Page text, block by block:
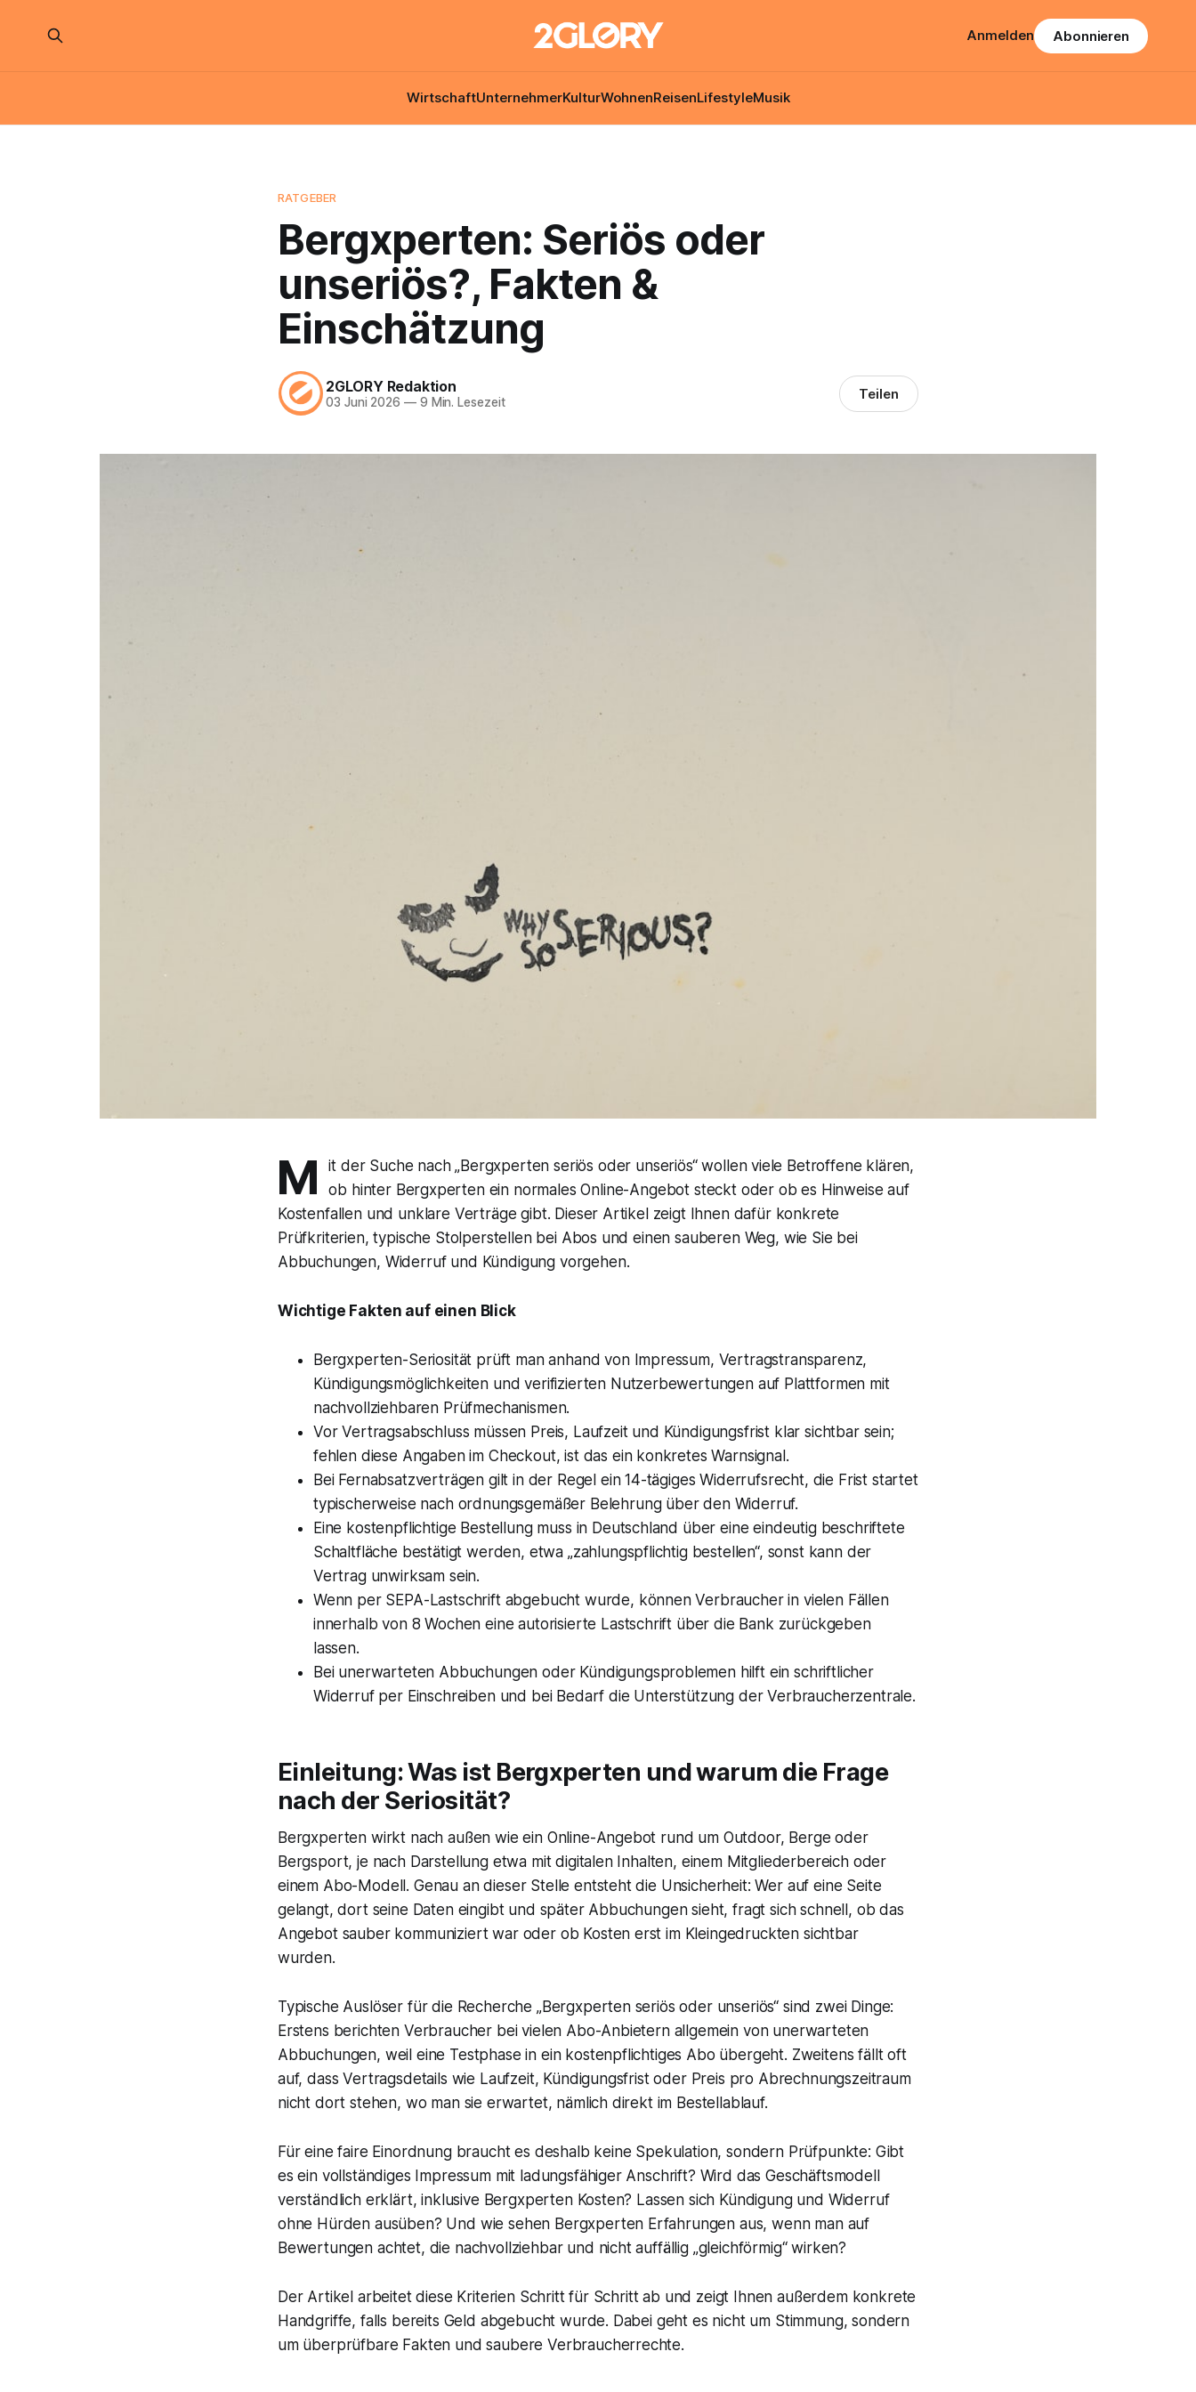
WirtschaftUnternehmerKulturWohnenReisenLifestyleMusik
Anmelden Abonnieren
RATGEBER
Bergxperten: Seriös oder
unseriös?, Fakten &
Einschätzung
2GLORY Redaktion
03 Juni 2026 —9 Min. Lesezeit Teilen
M
it der Suche nach „Bergxperten seriös oder unseriös“ wollen viele Betroffene klären,
ob hinter Bergxperten ein normales Online-Angebot steckt oder ob es Hinweise auf
Kostenfallen und unklare Verträge gibt. Dieser Artikel zeigt Ihnen dafür konkrete
Prüfkriterien, typische Stolperstellen bei Abos und einen sauberen Weg, wie Sie bei
Abbuchungen, Widerruf und Kündigung vorgehen.
Wichtige Fakten auf einen Blick
Bergxperten-Seriosität prüft man anhand von Impressum, Vertragstransparenz,
Kündigungsmöglichkeiten und verifizierten Nutzerbewertungen auf Plattformen mit
nachvollziehbaren Prüfmechanismen.
Vor Vertragsabschluss müssen Preis, Laufzeit und Kündigungsfrist klar sichtbar sein;
fehlen diese Angaben im Checkout, ist das ein konkretes Warnsignal.
Bei Fernabsatzverträgen gilt in der Regel ein 14-tägiges Widerrufsrecht, die Frist startet
typischerweise nach ordnungsgemäßer Belehrung über den Widerruf.
Eine kostenpflichtige Bestellung muss in Deutschland über eine eindeutig beschriftete
Schaltfläche bestätigt werden, etwa „zahlungspflichtig bestellen“, sonst kann der
Vertrag unwirksam sein.
Wenn per SEPA-Lastschrift abgebucht wurde, können Verbraucher in vielen Fällen
innerhalb von 8 Wochen eine autorisierte Lastschrift über die Bank zurückgeben
lassen.
Bei unerwarteten Abbuchungen oder Kündigungsproblemen hilft ein schriftlicher
Widerruf per Einschreiben und bei Bedarf die Unterstützung der Verbraucherzentrale.
Einleitung: Was ist Bergxperten und warum die Frage
nach der Seriosität?
Bergxperten wirkt nach außen wie ein Online-Angebot rund um Outdoor, Berge oder
Bergsport, je nach Darstellung etwa mit digitalen Inhalten, einem Mitgliederbereich oder
einem Abo-Modell. Genau an dieser Stelle entsteht die Unsicherheit: Wer auf eine Seite
gelangt, dort seine Daten eingibt und später Abbuchungen sieht, fragt sich schnell, ob das
Angebot sauber kommuniziert war oder ob Kosten erst im Kleingedruckten sichtbar
wurden.
Typische Auslöser für die Recherche „Bergxperten seriös oder unseriös“ sind zwei Dinge:
Erstens berichten Verbraucher bei vielen Abo-Anbietern allgemein von unerwarteten
Abbuchungen, weil eine Testphase in ein kostenpflichtiges Abo übergeht. Zweitens fällt oft
auf, dass Vertragsdetails wie Laufzeit, Kündigungsfrist oder Preis pro Abrechnungszeitraum
nicht dort stehen, wo man sie erwartet, nämlich direkt im Bestellablauf.
Für eine faire Einordnung braucht es deshalb keine Spekulation, sondern Prüfpunkte: Gibt
es ein vollständiges Impressum mit ladungsfähiger Anschrift? Wird das Geschäftsmodell
verständlich erklärt, inklusive Bergxperten Kosten? Lassen sich Kündigung und Widerruf
ohne Hürden ausüben? Und wie sehen Bergxperten Erfahrungen aus, wenn man auf
Bewertungen achtet, die nachvollziehbar und nicht auffällig „gleichförmig“ wirken?
Der Artikel arbeitet diese Kriterien Schritt für Schritt ab und zeigt Ihnen außerdem konkrete
Handgriffe, falls bereits Geld abgebucht wurde. Dabei geht es nicht um Stimmung, sondern
um überprüfbare Fakten und saubere Verbraucherrechte.